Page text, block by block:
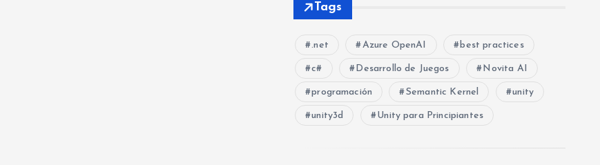
Tags
.net Azure OpenAI best practices
c# Desarrollo de Juegos Novita AI
programación Semantic Kernel unity
unity3d Unity para Principiantes